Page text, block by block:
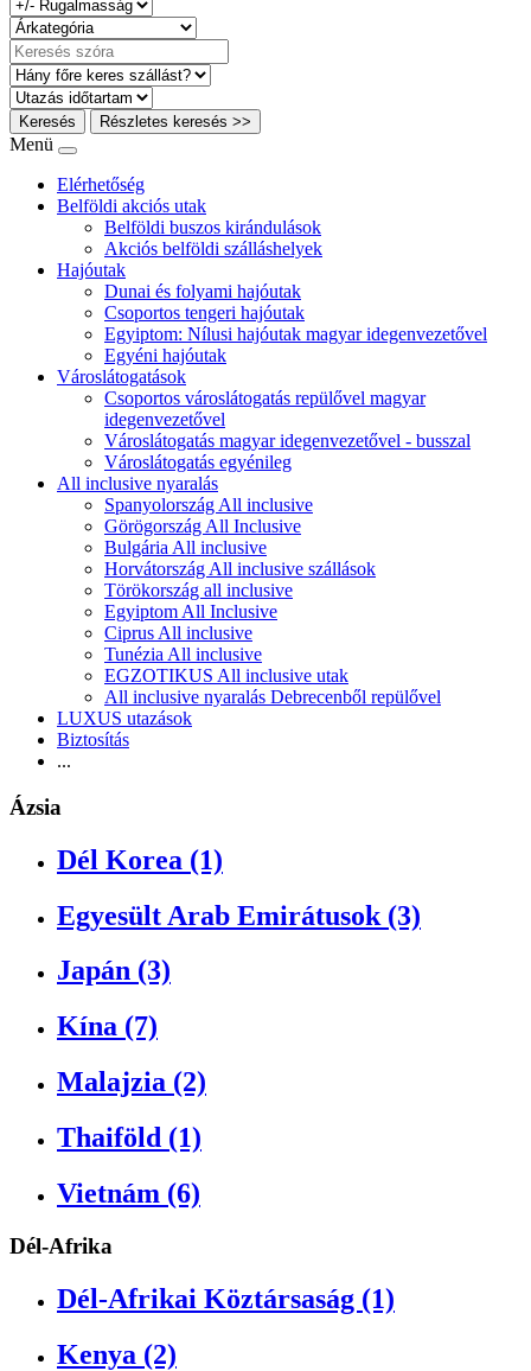
Keresés Részletes keresés >>
Menü
Elérhetőség
Belföldi akciós utak
Belföldi buszos kirándulások
Akciós belföldi szálláshelyek
Hajóutak
Dunai és folyami hajóutak
Csoportos tengeri hajóutak
Egyiptom: Nílusi hajóutak magyar idegenvezetővel
Egyéni hajóutak
Városlátogatások
Csoportos városlátogatás repülővel magyar
idegenvezetővel
Városlátogatás magyar idegenvezetővel - busszal
Városlátogatás egyénileg
All inclusive nyaralás
Spanyolország All inclusive
Görögország All Inclusive
Bulgária All inclusive
Horvátország All inclusive szállások
Törökország all inclusive
Egyiptom All Inclusive
Ciprus All inclusive
Tunézia All inclusive
EGZOTIKUS All inclusive utak
All inclusive nyaralás Debrecenből repülővel
LUXUS utazások
Biztosítás
...
Ázsia
Dél Korea (1)
Egyesült Arab Emirátusok (3)
Japán (3)
Kína (7)
Malajzia (2)
Thaiföld (1)
Vietnám (6)
Dél-Afrika
Dél-Afrikai Köztársaság (1)
Kenya (2)